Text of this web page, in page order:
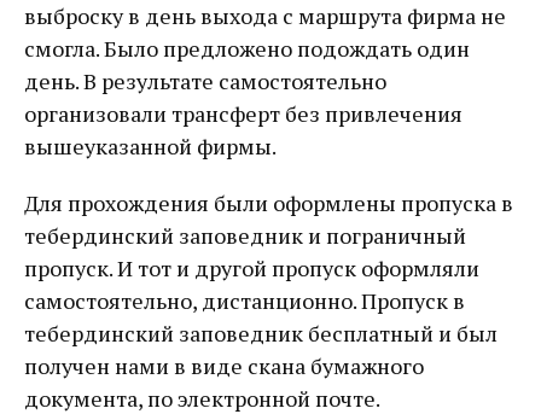
выброску в день выхода с маршрута фирма не
смогла. Было предложено подождать один
день. В результате самостоятельно
организовали трансферт без привлечения
вышеуказанной фирмы.
Для прохождения были оформлены пропуска в
тебердинский заповедник и пограничный
пропуск. И тот и другой пропуск оформляли
самостоятельно, дистанционно. Пропуск в
тебердинский заповедник бесплатный и был
получен нами в виде скана бумажного
документа, по электронной почте.